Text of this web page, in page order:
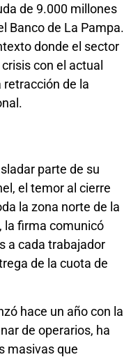
de 9.000 millones
Banco de La Pampa.
donde el sector
con el actual
de la
parte de su
el temor al cierre
la zona norte de la
la firma comunicó
a cada trabajador
de la cuota de
hace un año con la
de operarios, ha
masivas que